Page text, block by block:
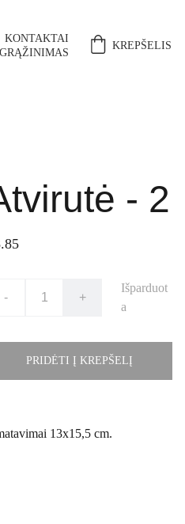
KONTAKTAI
KREPŠELIS
- 2
- +
Išparduot
a
PRIDĖTI Į KREPŠELĮ
13x15,5 cm.